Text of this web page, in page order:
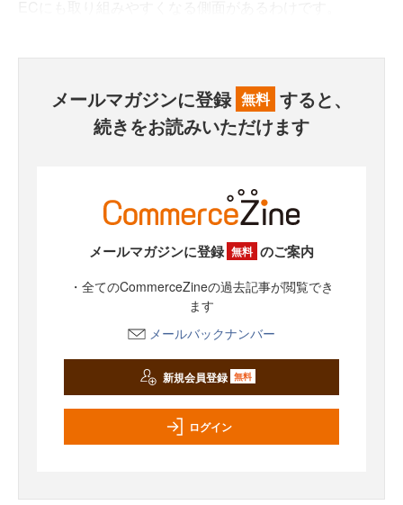
メールマガジンに登録 無料 すると、
続きをお読みいただけます
メールマガジンに登録 無料 のご案内
・全てのCommerceZineの過去記事が閲覧でき
ます
メールバックナンバー
新規会員登録 無料
ログイン